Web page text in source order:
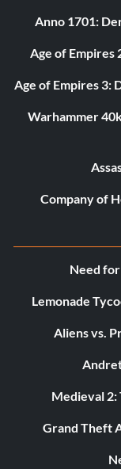
Anno 1701:
Age of Empires
Age of Empires 3:
Warhammer
Company of
Need
Lemonade
Aliens vs.
Medieval 2:
Grand Theft